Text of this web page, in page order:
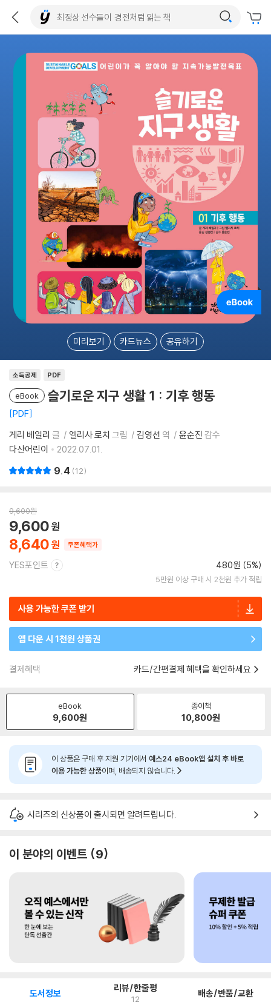
미리보기 카드뉴스 공유하기
소득공제 PDF
eBook 슬기로운 지구 생활 1 : 기후 행동
PDF
게리 베일리 글 엘리사 로치 그림 김영선 역 윤순진 감수
다산어린이
2022.07.01.
9.4 12
9,600원
8,640
9,600
쿠폰혜택가
YES포인트 480원 (5%)
5만원 이상 구매 시 2천원 추가 적립
사용 가능한 쿠폰 받기
앱 다운 시 1천원 상품권
결제혜택 카드/간편결제 혜택을 확인하세요
eBook
9,600원
종이책
10,800원
이 상품은 구매 후 지원 기기에서 예스24 eBook앱 설치 후 바로
이용 가능한 상품이며, 배송되지 않습니다.
시리즈의 신상품이 출시되면 알려드립니다.
이 분야의 이벤트 9
도서정보 리뷰/한줄평
12 배송/반품/교환